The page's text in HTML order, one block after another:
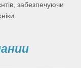
забезпечуючи